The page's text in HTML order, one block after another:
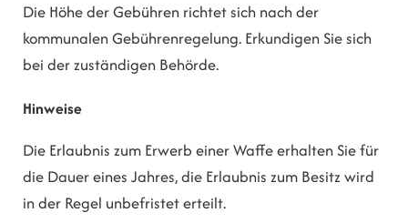
Die Höhe der Gebühren richtet sich nach der
kommunalen Gebührenregelung. Erkundigen Sie sich
bei der zuständigen Behörde.
Hinweise
Die Erlaubnis zum Erwerb einer Waffe erhalten Sie für
die Dauer eines Jahres, die Erlaubnis zum Besitz wird
in der Regel unbefristet erteilt.